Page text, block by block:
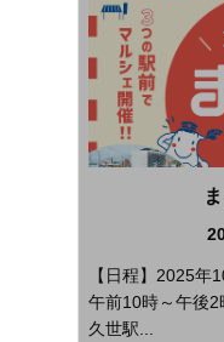
【日程】2025
午前10時～午後2
久世駅...